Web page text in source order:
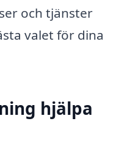
och tjänster
valet för dina
hjälpa